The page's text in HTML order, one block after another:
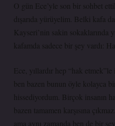
O gün Ece’yle son bir sohbet
dışarıda yürüyelim. Belki kafa
Kayseri’nin sakin sokaklarında
kafamda sadece bir şey vardı:
Ece, yıllardır hep “hak
ben bazen bunun öyle kolayca bir
hissediyordum. Birçok insanın
bazen tamamen karşısına
ama aynı zamanda ben de bir